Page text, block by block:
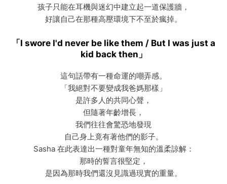
孩子只能在耳機與迷幻中建立起一道保護牆，
好讓自己在那種高壓環境下不至於瘋掉。
「I swore I'd never be like them / But I was just a
kid back then」
這句話帶有一種命運的嘲弄感。
「我絕對不要變成我爸媽那樣」
是許多人的共同心聲，
但隨著年齡增長，
我們往往會驚恐地發現
自己身上竟有著他們的影子。
Sasha 在此表達出一種對童年無知的溫柔諒解：
那時的誓言很堅定，
是因為那時我們還沒見識過現實的重量。